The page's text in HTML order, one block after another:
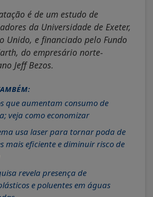
é de um estudo de
da Universidade de Exeter,
Unido, e financiado pelo Fundo
do empresário norte-
Jeff Bezos.
que aumentam consumo de
veja como economizar
usa laser para tornar poda de
mais eficiente e diminuir risco de
revela presença de
e poluentes em águas